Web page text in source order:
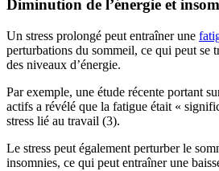
Diminution de l’énergie et
Un stress prolongé peut entraîner une
perturbations du sommeil, ce qui peut se
des niveaux d’énergie.
Par exemple, une étude récente portant
actifs a révélé que la fatigue était «
stress lié au travail (3).
Le stress peut également perturber le
insomnies, ce qui peut entraîner une